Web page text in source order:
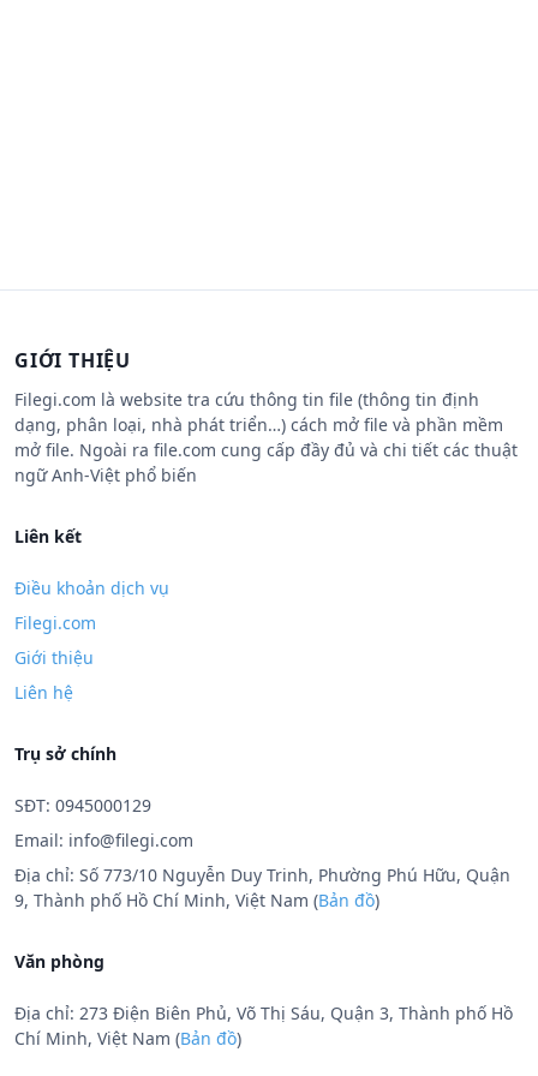
GIỚI THIỆU
Filegi.com là website tra cứu thông tin file (thông tin định
dạng, phân loại, nhà phát triển…) cách mở file và phần mềm
mở file. Ngoài ra file.com cung cấp đầy đủ và chi tiết các thuật
ngữ Anh-Việt phổ biến
Liên kết
Điều khoản dịch vụ
Filegi.com
Giới thiệu
Liên hệ
Trụ sở chính
SĐT: 0945000129
Email: info@filegi.com
Địa chỉ: Số 773/10 Nguyễn Duy Trinh, Phường Phú Hữu, Quận
9, Thành phố Hồ Chí Minh, Việt Nam (Bản đồ)
Văn phòng
Địa chỉ: 273 Điện Biên Phủ, Võ Thị Sáu, Quận 3, Thành phố Hồ
Chí Minh, Việt Nam (Bản đồ)